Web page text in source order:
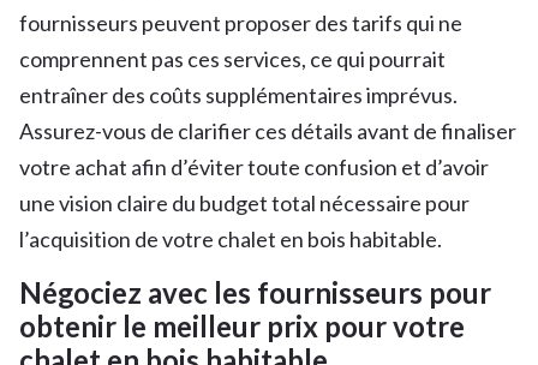
fournisseurs peuvent proposer des tarifs qui ne
comprennent pas ces services, ce qui pourrait
entraîner des coûts supplémentaires imprévus.
Assurez-vous de clarifier ces détails avant de finaliser
votre achat afin d’éviter toute confusion et d’avoir
une vision claire du budget total nécessaire pour
l’acquisition de votre chalet en bois habitable.
Négociez avec les fournisseurs pour
obtenir le meilleur prix pour votre